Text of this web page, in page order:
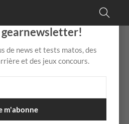
Blueprint :
tes morceaux !
×
gearnewsletter!
de news et tests matos, des
et des jeux concours.
m'abonne